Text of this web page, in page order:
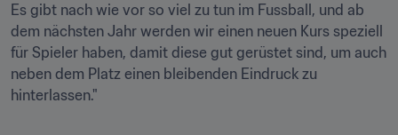
Es gibt nach wie vor so viel zu tun im Fussball, und ab
dem nächsten Jahr werden wir einen neuen Kurs speziell
für Spieler haben, damit diese gut gerüstet sind, um auch
neben dem Platz einen bleibenden Eindruck zu
hinterlassen."